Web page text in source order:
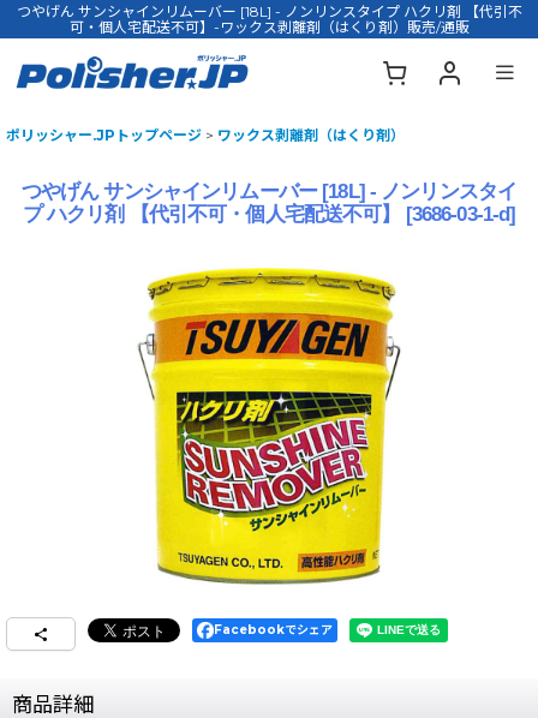
つやげん サンシャインリムーバー [18L] - ノンリンスタイプ ハクリ剤 【代引不
可・個人宅配送不可】-ワックス剥離剤（はくり剤）販売/通販
ポリッシャー.JPトップページ > ワックス剥離剤（はくり剤）
つやげん サンシャインリムーバー [18L] - ノンリンスタイ
プ ハクリ剤 【代引不可・個人宅配送不可】
[3686-03-1-d]
Facebookでシェア
商品詳細